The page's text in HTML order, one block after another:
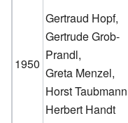
1950
Gertraud Hopf,
Gertrude Grob-
Prandl,
Greta Menzel,
Horst
Herbert Handt